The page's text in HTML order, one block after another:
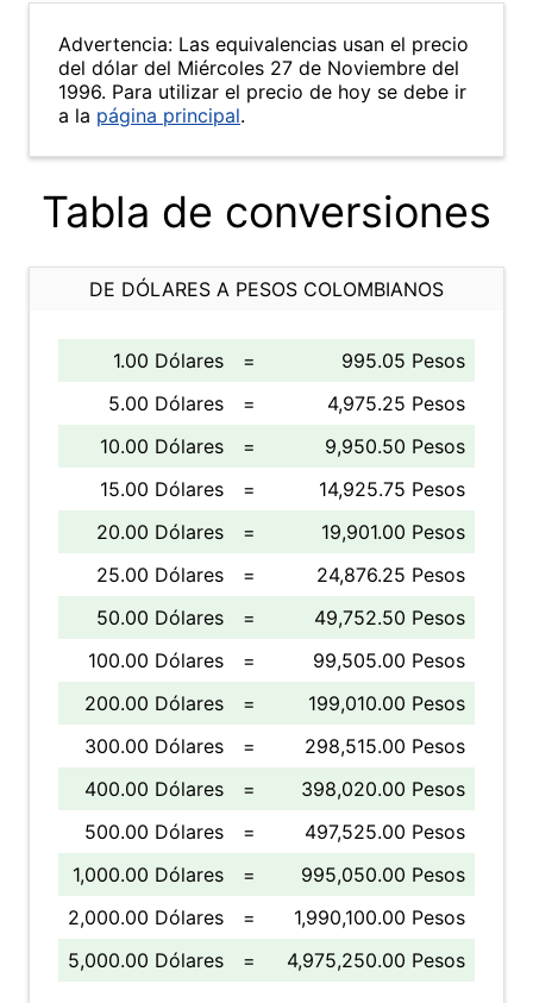
Advertencia: Las equivalencias usan el precio
del dólar del Miércoles 27 de Noviembre del
1996. Para utilizar el precio de hoy se debe ir
a la página principal.
Tabla de conversiones
DE DÓLARES A PESOS COLOMBIANOS
1.00 Dólares =
995.05 Pesos
5.00 Dólares
=
4,975.25 Pesos
10.00 Dólares
=
9,950.50 Pesos
15.00 Dólares
=
14,925.75 Pesos
20.00 Dólares
=
19,901.00 Pesos
25.00 Dólares
=
24,876.25 Pesos
50.00 Dólares
=
49,752.50 Pesos
100.00 Dólares
=
99,505.00 Pesos
200.00 Dólares
=
199,010.00 Pesos
300.00 Dólares
=
298,515.00 Pesos
400.00 Dólares
=
398,020.00 Pesos
500.00 Dólares
=
497,525.00 Pesos
1,000.00 Dólares
=
995,050.00 Pesos
2,000.00 Dólares
=
1,990,100.00 Pesos
5,000.00 Dólares
= 4,975,250.00 Pesos